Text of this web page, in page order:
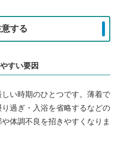
する
すい要因
い時期のひとつです。薄着で
過ぎ・入浴を省略するなどの
体調不良を招きやすくなりま